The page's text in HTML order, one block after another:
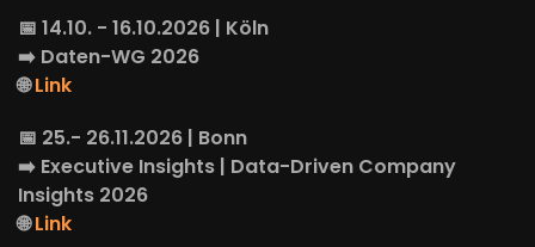
📅 14.10. - 16.10.2026 | Köln
➡️ Daten-WG 2026
🌐Link
📅 25.- 26.11.2026 | Bonn
➡️ Executive Insights | Data-Driven Company
Insights 2026
🌐Link